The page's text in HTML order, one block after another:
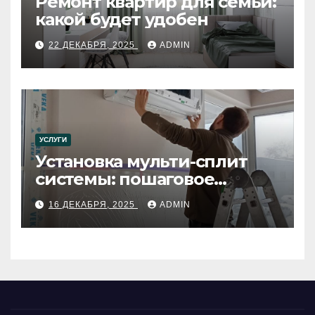
какой будет удобен
22 ДЕКАБРЯ, 2025 ADMIN
УСЛУГИ
Установка мульти-сплит
системы: пошаговое
руководство
16 ДЕКАБРЯ, 2025 ADMIN